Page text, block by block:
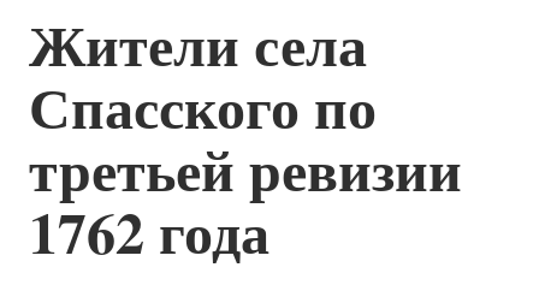
ОБ АВТОРЕ
ТАКАЯ ВОТ ИСТОРИЯ...
ВОПРОС-ОТВЕТ
ССЫЛКИ
Жители села
Спасского по
третьей ревизии
1762 года